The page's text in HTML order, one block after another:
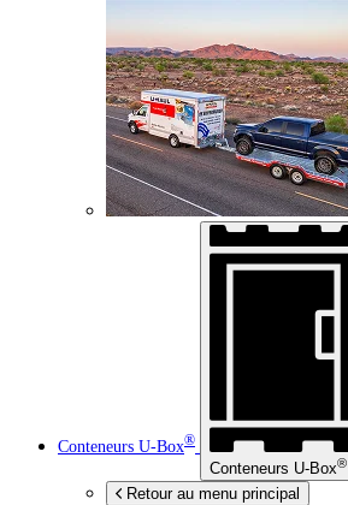
Conteneurs U-Box®
Conteneurs U-Box®
Retour au menu principal